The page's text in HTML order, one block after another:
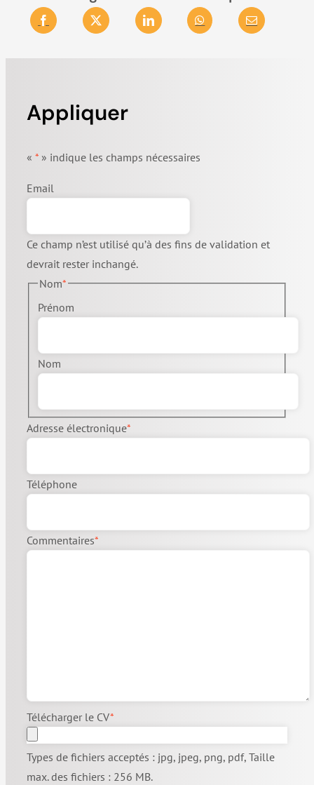
Appliquer
« *» indique les champs nécessaires
Email
Ce champ n’est utilisé qu’à des fins de validation et
devrait rester inchangé.
Nom*
Prénom
Nom
Adresse électronique*
Téléphone
Commentaires*
Télécharger le CV*
Types de fichiers acceptés : jpg, jpeg, png, pdf, Taille
max. des fichiers : 256 MB.